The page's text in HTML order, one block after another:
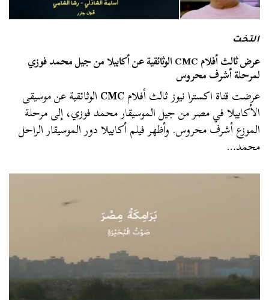
التخت
عرض ثالث أفلام CMC الوثائقية عن أكابيلا من جيل محمد فوزي
لمرحلة أشرف محروس
عرضت قناة اكسترا نيوز ثالث أفلامCMCالوثائقية عن موسيقى
الأكابيلا في مصر من جيل الموسيقار محمد فوزي، إلى مرحلة
الموزع أشرف محروس. وأظهر فيلم أكابيلا دور الموسيقار الراحل
محمد…